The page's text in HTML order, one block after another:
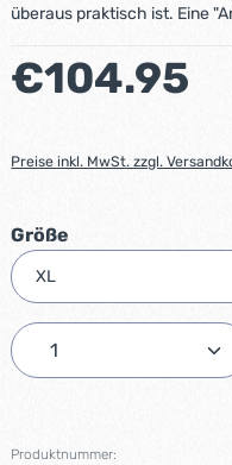
überaus praktisch ist. Eine
Regulärer Preis:
€104.95
Preise inkl. MwSt. zzgl.
Größe
Produkt Anzahl:
Produktnummer: